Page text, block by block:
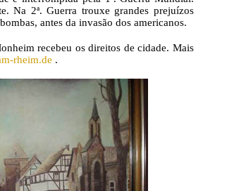
Na 2ª. Guerra trouxe grandes prejuízos
antes da invasão dos americanos.
recebeu os direitos de cidade. Mais
rheim.de .